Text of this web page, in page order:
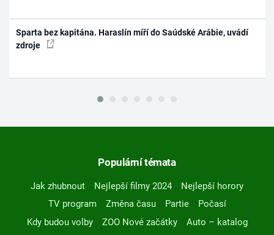
Sparta bez kapitána. Haraslín míří do Saúdské Arábie, uvádí
zdroje
Populární témata
Jak zhubnout Nejlepší filmy 2024
Nejlepší horory
TV program
Změna času Partie
Počasí
Kdy budou volby
ZOO Nové začátky
Auto – katalog